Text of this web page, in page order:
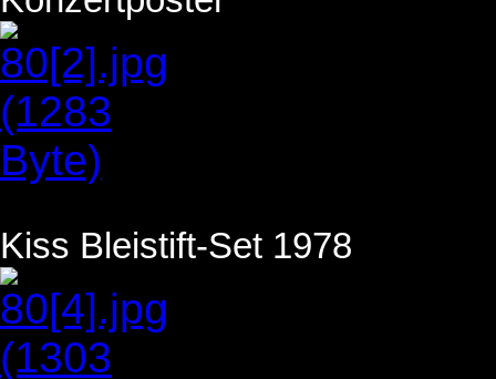
Kiss Bleistift-Set 1978